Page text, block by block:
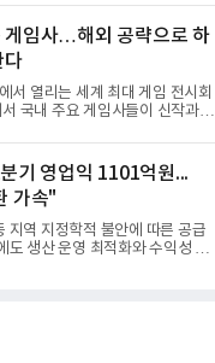
년 한국형 구축함(KDX-1) 이상
됐다.그해 7월 해군은 동해상에서
상어 시험발사를 실시했다. 이때
에서 입수한 후 표적을 타격하지
춰버리는 예상 밖의 일이 벌어졌
격 시험에서도 만족스러운 결과를
신뢰성 확보를 위해 LIG넥스원은
게임사…해외 공략으로 하
다
서 열리는 세계 최대 게임 전시회
국내 주요 게임사들이 신작과 글
데 하반기 신작 흥행과 해외 시장
할 핵심 변수로 떠오르고 있다.8일
상반기 게임업계는 기업별 성적
표적으로 크래프톤은 'PUBG: 배
적인 성장에 힘입어 상반기 연결
억원, 영업이익 9725억원으로 역
했다. 엔씨도 올해 출시한 '아이온
기 영업익 1101억원...
가속"
지역 지정학적 불안에 따른 공급
도 생산 운영 최적화와 수익성 중